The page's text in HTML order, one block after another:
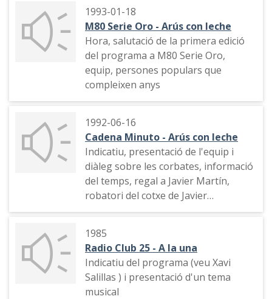
el pis, publicitat
1993-01-18
M80 Serie Oro - Arús con leche
Hora, salutació de la primera edició
del programa a M80 Serie Oro,
equip, persones populars que
compleixen anys
1992-06-16
Cadena Minuto - Arús con leche
Indicatiu, presentació de l'equip i
diàleg sobre les corbates, informació
del temps, regal a Javier Martín,
robatori del cotxe de Javier
Cárdenas, intervenció de Carmen
Jesús Gil i José Manuel Lara
(imitacions)
1985
Radio Club 25 - A la una
Indicatiu del programa (veu Xavi
Salillas ) i presentació d'un tema
musical